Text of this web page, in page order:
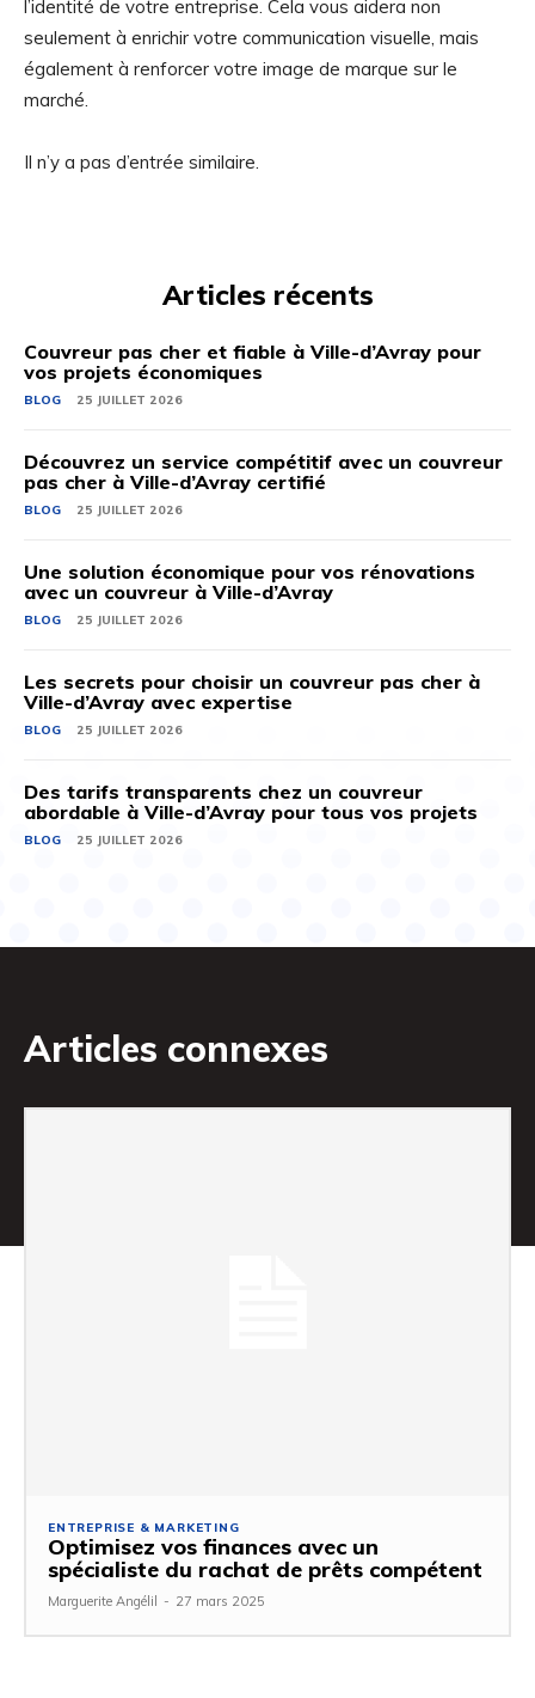
l’identité de votre entreprise. Cela vous aidera non
seulement à enrichir votre communication visuelle, mais
également à renforcer votre image de marque sur le
marché.
Il n’y a pas d’entrée similaire.
Articles récents
Couvreur pas cher et fiable à Ville-d’Avray pour
vos projets économiques
BLOG 25 JUILLET 2026
Découvrez un service compétitif avec un couvreur
pas cher à Ville-d’Avray certifié
BLOG 25 JUILLET 2026
Une solution économique pour vos rénovations
avec un couvreur à Ville-d’Avray
BLOG 25 JUILLET 2026
Les secrets pour choisir un couvreur pas cher à
Ville-d’Avray avec expertise
BLOG 25 JUILLET 2026
Des tarifs transparents chez un couvreur
abordable à Ville-d’Avray pour tous vos projets
BLOG 25 JUILLET 2026
Articles connexes
ENTREPRISE & MARKETING
Optimisez vos finances avec un
spécialiste du rachat de prêts compétent
Marguerite Angélil - 27 mars 2025